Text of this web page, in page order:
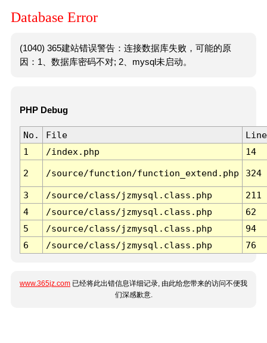
Database Error
(1040) 365建站错误警告：连接数据库失败，可能的原
因：1、数据库密码不对; 2、mysql未启动。
PHP Debug
No. File
Line
1
/index.php 14
2 /source/function/function_extend.php 324
3 /source/class/jzmysql.class.php
211
4
/source/class/jzmysql.class.php
62
5
/source/class/jzmysql.class.php
94
6
/source/class/jzmysql.class.php 76
www.365jz.com 已经将此出错信息详细记录, 由此给您带来的访问不便我
们深感歉意.